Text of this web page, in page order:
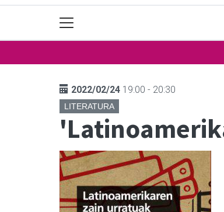
2022/02/24 19:00 - 20:30
LITERATURA